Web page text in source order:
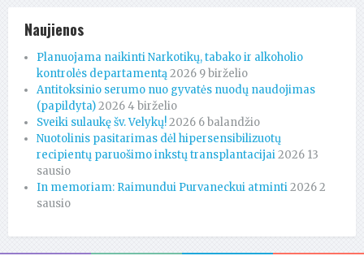
Naujienos
Planuojama naikinti Narkotikų, tabako ir alkoholio
kontrolės departamentą2026 9 birželio
Antitoksinio serumo nuo gyvatės nuodų naudojimas
(papildyta)2026 4 birželio
Sveiki sulaukę šv. Velykų!2026 6 balandžio
Nuotolinis pasitarimas dėl hipersensibilizuotų
recipientų paruošimo inkstų transplantacijai2026 13
sausio
In memoriam: Raimundui Purvaneckui atminti2026 2
sausio